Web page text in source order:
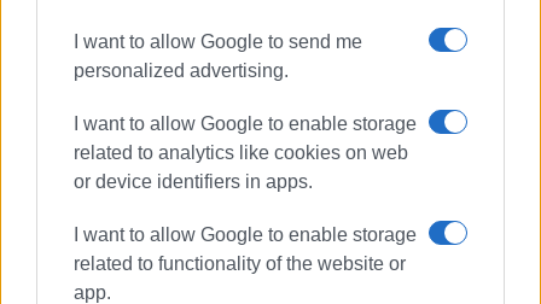
I want to allow Google to send me
personalized advertising.
I want to allow Google to enable storage
related to analytics like cookies on web
or device identifiers in apps.
I want to allow Google to enable storage
related to functionality of the website or
app.